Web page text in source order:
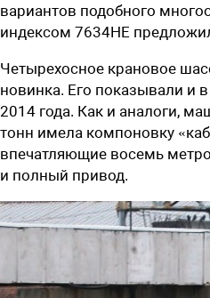
вариантов подобного
индексом 7634НЕ
Четырехосное крановое
новинка. Его показывали и
2014 года. Как и аналоги,
тонн имела компоновку
впечатляющие восемь
и полный привод.